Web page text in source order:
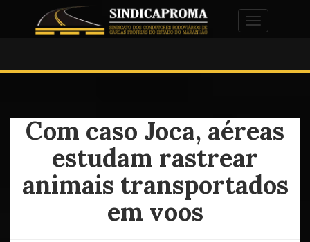
Alternar
Com caso Joca, aéreas
estudam rastrear
animais transportados
em voos